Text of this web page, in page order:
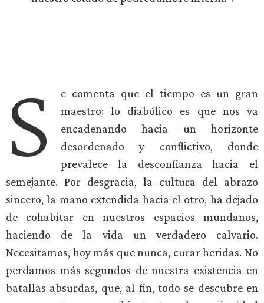
S
e comenta que el tiempo es un gran
maestro; lo diabólico es que nos va
encadenando hacia un horizonte
desordenado y conflictivo, donde
prevalece la desconfianza hacia el
semejante. Por desgracia, la cultura del abrazo
sincero, la mano extendida hacia el otro, ha dejado
de cohabitar en nuestros espacios mundanos,
haciendo de la vida un verdadero calvario.
Necesitamos, hoy más que nunca, curar heridas. No
perdamos más segundos de nuestra existencia en
batallas absurdas, que, al fin, todo se descubre en